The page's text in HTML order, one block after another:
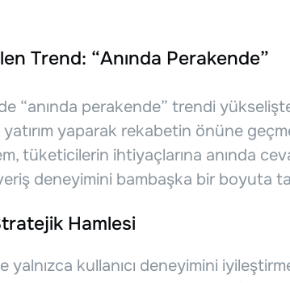
Trend: “Anında Perakende”
“anında perakende” trendi
yaparak rekabetin önüne
tüketicilerin ihtiyaçlarına anında
deneyimini bambaşka bir boyuta
Hamlesi
kullanıcı deneyimini